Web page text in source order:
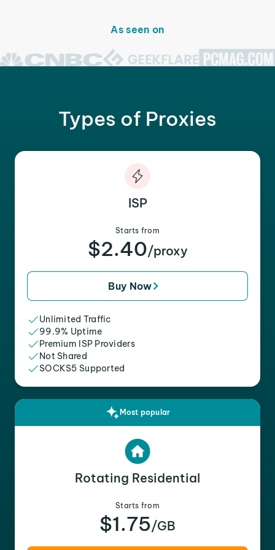
As seen on
Types of Proxies
ISP
Starts from
$2.40/proxy
Buy Now
Unlimited Traffic
99.9% Uptime
Premium ISP Providers
Not Shared
SOCKS5 Supported
Most popular
Rotating Residential
Starts from
$1.75/GB